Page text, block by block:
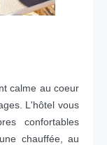
calme au coeur
L'hôtel vous
confortables
chauffée, au